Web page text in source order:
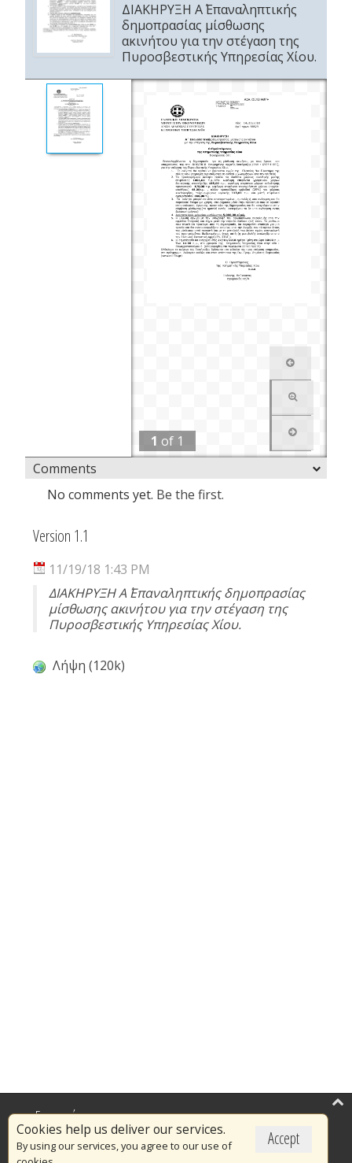
ΔΙΑΚΗΡΥΞΗ Α΄ Επαναληπτικής
δημοπρασίας μίσθωσης
ακινήτου για την στέγαση της
Πυροσβεστικής Υπηρεσίας Χίου.
1 of 1
Comments
No comments yet. Be the first.
Version 1.1
11/19/18 1:43 PM
ΔΙΑΚΗΡΥΞΗ Α΄ Επαναληπτικής δημοπρασίας
μίσθωσης ακινήτου για την στέγαση της
Πυροσβεστικής Υπηρεσίας Χίου.
Λήψη (120k)
Accept
Cookies help us deliver our services.
By using our services, you agree to our use of
Επικαιρότητα
Το Πυροσβεστικό Σώμα